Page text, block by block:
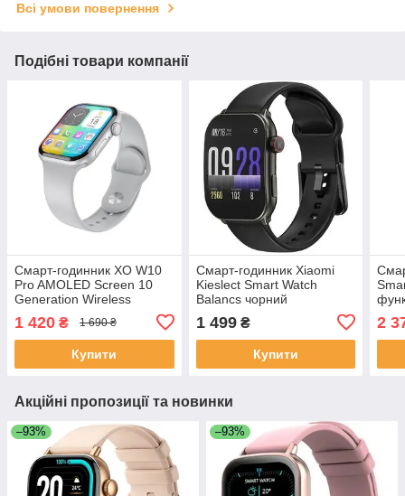
Всі умови повернення
Подібні товари компанії
Смарт-годинник XO W10
Pro AMOLED Screen 10
Generation Wireless
Watch сріблястий
1 420 ₴ 1 690 ₴
Купити
Смарт-годинник Xiaomi
Kieslect Smart Watch
Balancs чорний
1 499₴
Купити
2
Акційні пропозиції та новинки
–93% –93%